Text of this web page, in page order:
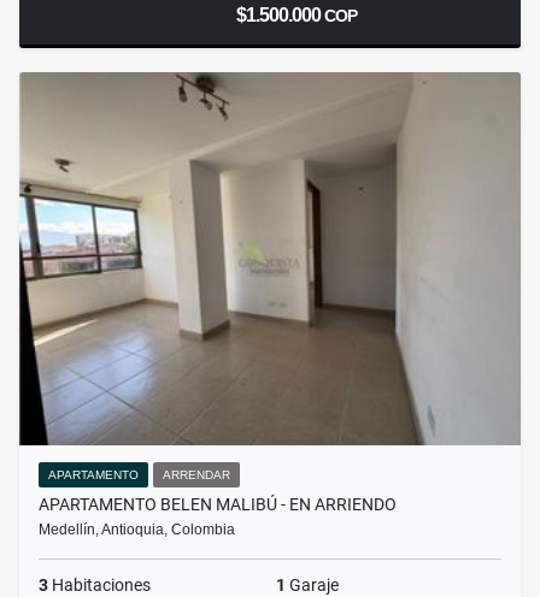
$1.500.000COP
APARTAMENTO ARRENDAR
APARTAMENTO BELEN MALIBÚ - EN ARRIENDO
Medellín, Antioquia, Colombia
3 Habitaciones 1 Garaje